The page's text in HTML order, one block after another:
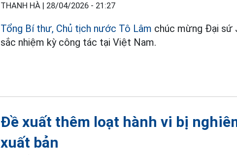
THANH HÀ | 28/04/2026 - 21:27
Tổng Bí thư, Chủ tịch nước Tô Lâm chúc mừng Đại sứ
sắc nhiệm kỳ công tác tại Việt Nam.
Đề xuất thêm loạt hành vi bị
xuất bản